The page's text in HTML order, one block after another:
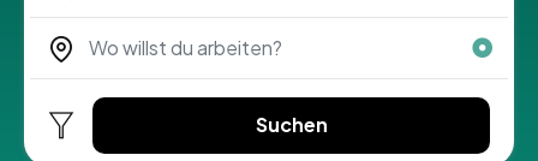
Suchen